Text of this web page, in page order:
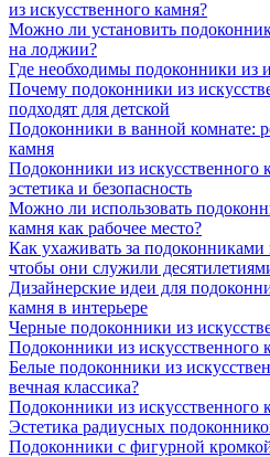
из искусственного камня?
Можно ли установить
на лоджии?
Где необходимы подоконники из
Почему подоконники из
подходят для детской
Подоконники в ванной комнате:
камня
Подоконники из искусственного
эстетика и безопасность
Можно ли использовать
камня как рабочее место?
Как ухаживать за подоконниками
чтобы они служили
Дизайнерские идеи для
камня в интерьере
Черные подоконники из
Подоконники из искусственного
Белые подоконники из
вечная классика?
Подоконники из искусственного
Эстетика радиусных
Подоконники с фигурной